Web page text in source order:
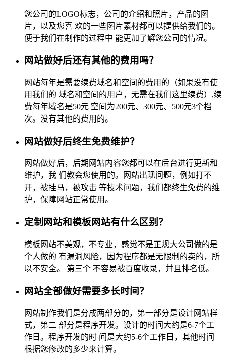
您公司的LOGO标志，公司的介绍和照片，产品的图
片，以及您喜 欢的一些图片素材都可以提供给我们的。
便于我们在制作的过程中 能更加了解您公司的情况。
网站做好后还有其他的费用吗？
网站每年是需要续费域名和空间的费用的（如果没有使
用我们的 域名和空间的用户，无需在我们这里续费）,续
费每年域名是50元 空间为200元、300元、500元3个档
次。没有其他的费用的。
网站做好后终生免费维护？
网站做好后，后期网站内容您都可以在后台进行更新和
维护，我 们教会您使用的。网站出现问题，例如打不
开，被挂马，被攻击 等技术问题，我们都终生免费的维
护，保障网站正常使用。
定制网站和模板网站有什么区别？
模板网站不美观，不专业，感觉不是正规大公司做的是
个人做的 有漏洞风险，因为程序都是无限制的卖的，所
以不安全。 第三个 不容易被百度收录，并且排名低。
网站全部做好需要多长时间？
网站制作我们是分成两部分的，第一部分是设计网站样
式，第二 部分是程序开发。设计的时间大约是6-7个工
作日。程序开发的时 间是大约5-6个工作日，其他时间
根据您修改的多少来计算。